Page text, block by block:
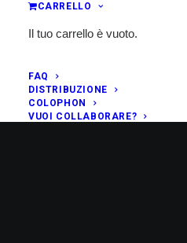
CARRELLO
Il tuo carrello è vuoto.
FAQ
DISTRIBUZIONE
COLOPHON
VUOI COLLABORARE?